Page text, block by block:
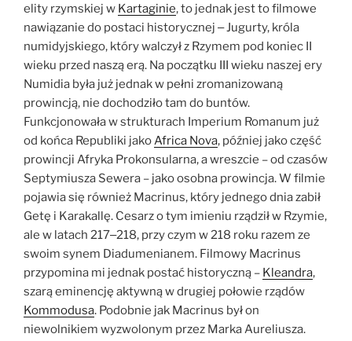
elity rzymskiej w Kartaginie, to jednak jest to filmowe
nawiązanie do postaci historycznej ‒ Jugurty, króla
numidyjskiego, który walczył z Rzymem pod koniec II
wieku przed naszą erą. Na początku III wieku naszej ery
Numidia była już jednak w pełni zromanizowaną
prowincją, nie dochodziło tam do buntów.
Funkcjonowała w strukturach Imperium Romanum już
od końca Republiki jakoAfrica Nova, później jako część
prowincji Afryka Prokonsularna, a wreszcie – od czasów
Septymiusza Sewera – jako osobna prowincja. W filmie
pojawia się również Macrinus, który jednego dnia zabił
Getę i Karakallę. Cesarz o tym imieniu rządził w Rzymie,
ale w latach 217‒218, przy czym w 218 roku razem ze
swoim synem Diadumenianem. Filmowy Macrinus
przypomina mi jednak postać historyczną – Kleandra,
szarą eminencję aktywną w drugiej połowie rządów
Kommodusa. Podobnie jak Macrinus był on
niewolnikiem wyzwolonym przez Marka Aureliusza.